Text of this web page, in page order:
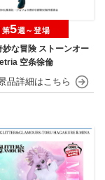
妙な冒険 ストーンオー
空条徐倫
第5週～登場